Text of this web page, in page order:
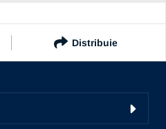
Distribuie